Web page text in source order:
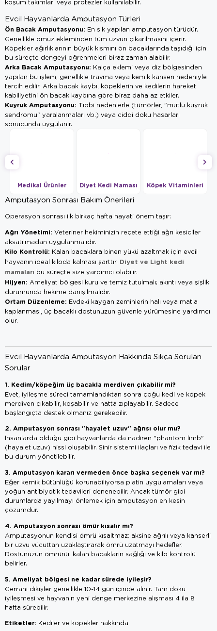
koşum takımları veya protezler kullanılabilir.
Evcil Hayvanlarda Amputasyon Türleri
Ön Bacak Amputasyonu: En sık yapılan amputasyon türüdür.
Genellikle omuz ekleminden tüm uzvun çıkarılmasını içerir.
Köpekler ağırlıklarının büyük kısmını ön bacaklarında taşıdığı için
bu süreçte dengeyi öğrenmeleri biraz zaman alabilir.
Arka Bacak Amputasyonu: Kalça eklemi veya diz bölgesinden
yapılan bu işlem, genellikle travma veya kemik kanseri nedeniyle
tercih edilir. Arka bacak kaybı, köpeklerin ve kedilerin hareket
kabiliyetini ön bacak kaybına göre biraz daha az etkiler.
Kuyruk Amputasyonu: Tıbbi nedenlerle (tümörler, "mutlu kuyruk
sendromu" yaralanmaları vb.) veya ciddi doku hasarları
sonucunda uygulanır.
Medikal Ürünler Diyet Kedi Maması Köpek Vitaminleri
Amputasyon Sonrası Bakım Önerileri
Operasyon sonrası ilk birkaç hafta hayati önem taşır:
Ağrı Yönetimi: Veteriner hekiminizin reçete ettiği ağrı kesiciler
aksatılmadan uygulanmalıdır.
Kilo Kontrolü: Kalan bacaklara binen yükü azaltmak için evcil
hayvanın ideal kiloda kalması şarttır. Diyet ve Light kedi
mamaları bu süreçte size yardımcı olabilir.
Hijyen: Ameliyat bölgesi kuru ve temiz tutulmalı; akıntı veya şişlik
durumunda hekime danışılmalıdır.
Ortam Düzenleme: Evdeki kaygan zeminlerin halı veya matla
kaplanması, üç bacaklı dostunuzun güvenle yürümesine yardımcı
olur.
Evcil Hayvanlarda Amputasyon Hakkında Sıkça Sorulan
Sorular
1. Kedim/köpeğim üç bacakla merdiven çıkabilir mi?
Evet, iyileşme süreci tamamlandıktan sonra çoğu kedi ve köpek
merdiven çıkabilir, koşabilir ve hatta zıplayabilir. Sadece
başlangıçta destek olmanız gerekebilir.
2. Amputasyon sonrası "hayalet uzuv" ağrısı olur mu?
İnsanlarda olduğu gibi hayvanlarda da nadiren "phantom limb"
(hayalet uzuv) hissi oluşabilir. Sinir sistemi ilaçları ve fizik tedavi ile
bu durum yönetilebilir.
3. Amputasyon kararı vermeden önce başka seçenek var mı?
Eğer kemik bütünlüğü korunabiliyorsa platin uygulamaları veya
yoğun antibiyotik tedavileri denenebilir. Ancak tümör gibi
durumlarda yayılmayı önlemek için amputasyon en kesin
çözümdür.
4. Amputasyon sonrası ömür kısalır mı?
Amputasyonun kendisi ömrü kısaltmaz; aksine ağrılı veya kanserli
bir uzvu vücuttan uzaklaştırarak ömrü uzatmayı hedefler.
Dostunuzun ömrünü, kalan bacakların sağlığı ve kilo kontrolü
belirler.
5. Ameliyat bölgesi ne kadar sürede iyileşir?
Cerrahi dikişler genellikle 10-14 gün içinde alınır. Tam doku
iyileşmesi ve hayvanın yeni denge merkezine alışması 4 ila 8
hafta sürebilir.
Etiketler: Kediler ve köpekler hakkında